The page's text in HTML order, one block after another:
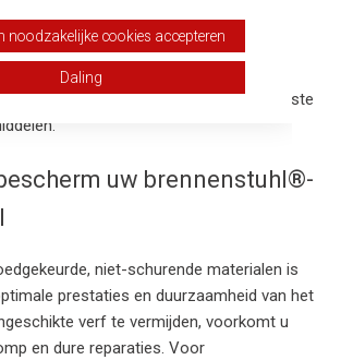
van brennenstuhl®.
lak altijd voordat u het spuitpistool vult.
na elk gebruik grondig met de juiste
uw brennenstuhl®-
niet-schurende materialen is
prestaties en duurzaamheid van het
verf te vermijden, voorkomt u
en dure reparaties. Voor
noodzakelijke cookies accepteren
Daling